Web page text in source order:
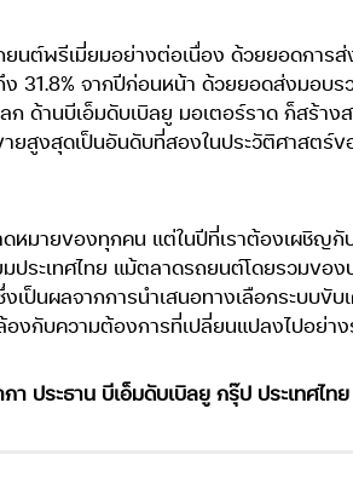
นต์พรีเมี่ยมอย่างต่อเนื่อง ด้วยยอดกา
จากปีก่อนหน้า ด้วยยอดส่งมอบร
ด้านบีเอ็มดับเบิลยู มอเตอร์ราด ก็สร้าง
สูงสุดเป็นอันดับที่สองในประวัติศาสตร์
มายของทุกคน แต่ในปีที่เราต้องเผชิญกั
ะเทศไทย แม้ตลาดรถยนต์โดยรวมของ
ป็นผลจากการนำเสนอทางเลือกระบบ
กับความต้องการที่เปลี่ยนแปลงไปอย่าง
า ประธาน บีเอ็มดับเบิลยู กรุ๊ป ประเทศไทย